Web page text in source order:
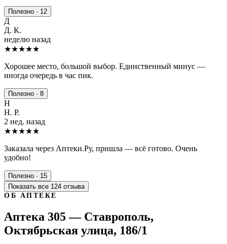
Полезно · 12
Д
Д. К.
неделю назад
★★★★★
Хорошее место, большой выбор. Единственный минус —
иногда очередь в час пик.
Полезно · 8
Н
Н. Р.
2 нед. назад
★★★★★
Заказала через Аптеки.Ру, пришла — всё готово. Очень
удобно!
Полезно · 15
Показать все 124 отзыва
ОБ АПТЕКЕ
Аптека 305 — Ставрополь,
Октябрьская улица, 186/1